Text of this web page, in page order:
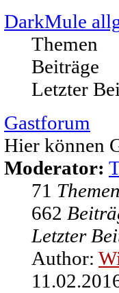
DarkMule
Themen
Beiträge
Letzter
Gastforum
Hier können
Moderator:
71
662
Letzter
Author: